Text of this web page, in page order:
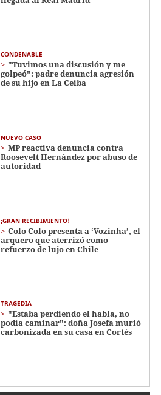
CONDENABLE
"Tuvimos una discusión y me
golpeó": padre denuncia agresión
de su hijo en La Ceiba
NUEVO CASO
MP reactiva denuncia contra
Roosevelt Hernández por abuso de
autoridad
¡GRAN RECIBIMIENTO!
Colo Colo presenta a ‘Vozinha’, el
arquero que aterrizó como
refuerzo de lujo en Chile
TRAGEDIA
"Estaba perdiendo el habla, no
podía caminar": doña Josefa murió
carbonizada en su casa en Cortés